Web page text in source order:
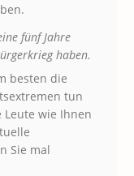
fünf Jahre
haben.
besten die
tun
Leute wie Ihnen
Sie mal